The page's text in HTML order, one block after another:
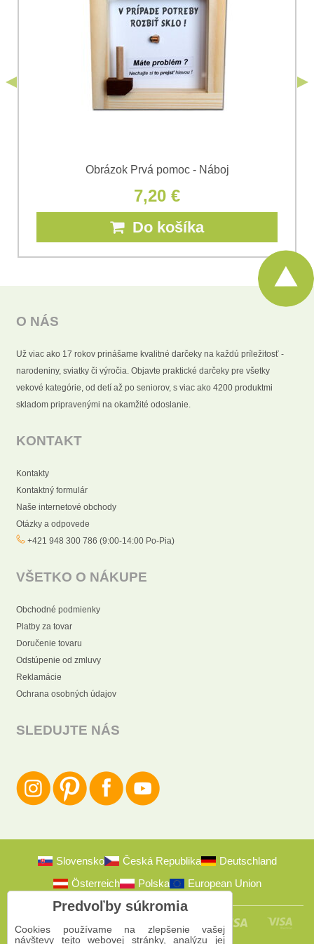
odoslania formulára. Oboznámil som sa s
Ochrany osobných údajov
spoločnosti Bomba
Obrázok Prvá pomoc - Náboj
7,20 €
Do košíka
O NÁS
Už viac ako 17 rokov prinášame kvalitné darčeky na každú príležitosť -
narodeniny, sviatky či výročia. Objavte praktické darčeky pre všetky
vekové kategórie, od detí až po seniorov, s viac ako 4200 produktmi
skladom pripravenými na okamžité odoslanie.
KONTAKT
Kontakty
Kontaktný formulár
Naše internetové obchody
Otázky a odpovede
+421 948 300 786 (9:00-14:00 Po-Pia)
VŠETKO O NÁKUPE
Obchodné podmienky
Platby za tovar
Doručenie tovaru
Odstúpenie od zmluvy
Reklamácie
Ochrana osobných údajov
SLEDUJTE NÁS
Slovensko Česká Republika
Deutschland
Österreich
Polska European Union
Predvoľby súkromia
Cookies používame na zlepšenie vašej
návštevy tejto webovej stránky, analýzu jej